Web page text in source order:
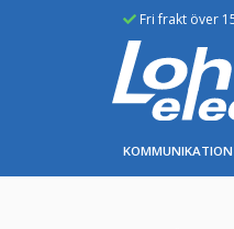
Fri frakt över
KOMMUNIKATION